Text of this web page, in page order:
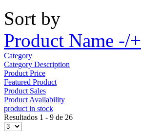
Sort by
Product Name -/+
Category
Category Description
Product Price
Featured Product
Product Sales
Product Availability
product in stock
Resultados 1 - 9 de 26